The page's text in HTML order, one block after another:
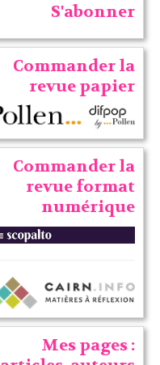
S'abonner
Commander la
revue papier
Commander la
revue format
numérique
Mes pages :